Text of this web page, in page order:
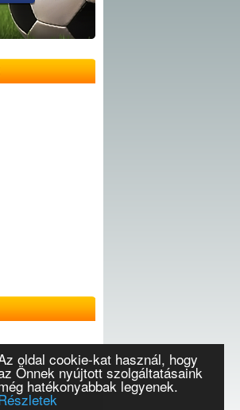
oldal cookie-kat használ, hogy
Önnek nyújtott szolgáltatásaink
hatékonyabbak legyenek.